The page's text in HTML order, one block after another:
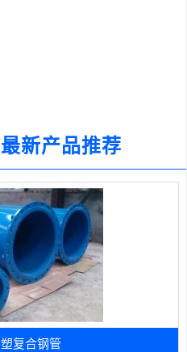
新产品推荐
复合钢管